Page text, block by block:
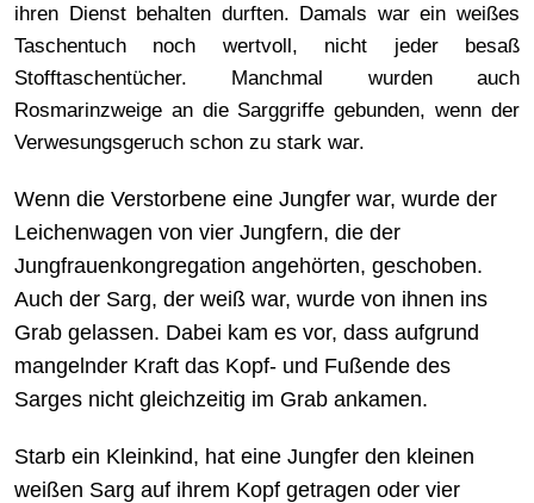
ihren Dienst behalten durften. Damals war ein weißes
Taschentuch noch wertvoll, nicht jeder besaß
Stofftaschentücher. Manchmal wurden auch
Rosmarinzweige an die Sarggriffe gebunden, wenn der
Verwesungsgeruch schon zu stark war.
Wenn die Verstorbene eine Jungfer war, wurde der
Leichenwagen von vier Jungfern, die der
Jungfrauenkongregation angehörten, geschoben.
Auch der Sarg, der weiß war, wurde von ihnen ins
Grab gelassen. Dabei kam es vor, dass aufgrund
mangelnder Kraft das Kopf- und Fußende des
Sarges nicht gleichzeitig im Grab ankamen.
Starb ein Kleinkind, hat eine Jungfer den kleinen
weißen Sarg auf ihrem Kopf getragen oder vier